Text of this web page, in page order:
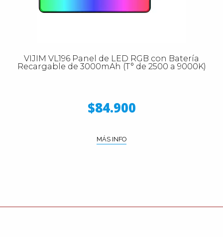
VIJIM VL196 Panel de LED RGB con Batería
Recargable de 3000mAh (T° de 2500 a 9000K)
$84.900
MÁS INFO